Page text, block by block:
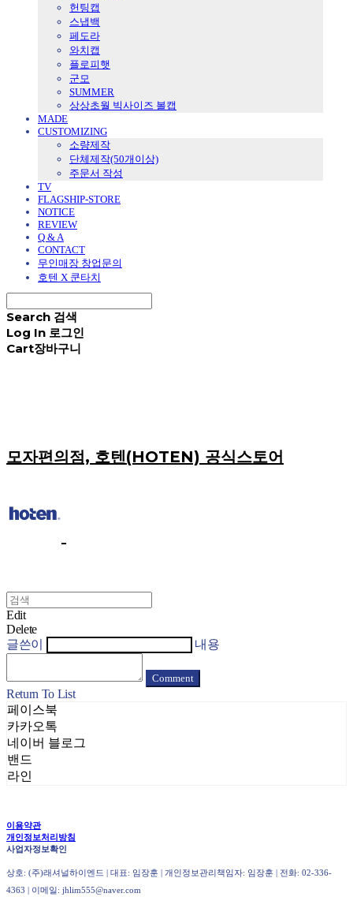
헌팅캡
스냅백
페도라
와치캡
플로피햇
군모
SUMMER
상상초월 빅사이즈 볼캡
MADE
CUSTOMIZING
소량제작
단체제작(50개이상)
주문서 작성
TV
FLAGSHIP-STORE
NOTICE
REVIEW
Q & A
CONTACT
무인매장 창업문의
호텐 X 쿤타치
Search 검색
Log In 로그인
Cart장바구니
모자편의점, 호텐(HOTEN) 공식스토어
Edit
Delete
글쓴이
내용
Comment
Return To List
페이스북
카카오톡
네이버 블로그
밴드
라인
이용약관
개인정보처리방침
사업자정보확인
상호: (주)래셔널하이엔드 | 대표: 임장훈 | 개인정보관리책임자: 임장훈 | 전화: 02-336-
4363 | 이메일: jhlim555@naver.com